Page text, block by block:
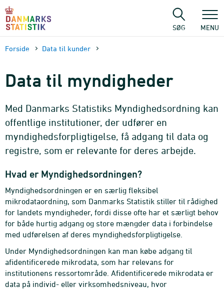
sidens
SØG MENU
Forside Data til kunder
Data til myndigheder
Med Danmarks Statistiks Myndighedsordning kan
offentlige institutioner, der udfører en
myndighedsforpligtigelse, få adgang til data og
registre, som er relevante for deres arbejde.
Hvad er Myndighedsordningen?
Myndighedsordningen er en særlig fleksibel
mikrodataordning, som Danmarks Statistik stiller til rådighed
for landets myndigheder, fordi disse ofte har et særligt behov
for både hurtig adgang og store mængder data i forbindelse
med udførelsen af deres myndighedsforpligtigelse.
Under Myndighedsordningen kan man købe adgang til
afidentificerede mikrodata, som har relevans for
institutionens ressortområde. Afidentificerede mikrodata er
data på individ- eller virksomhedsniveau, hvor